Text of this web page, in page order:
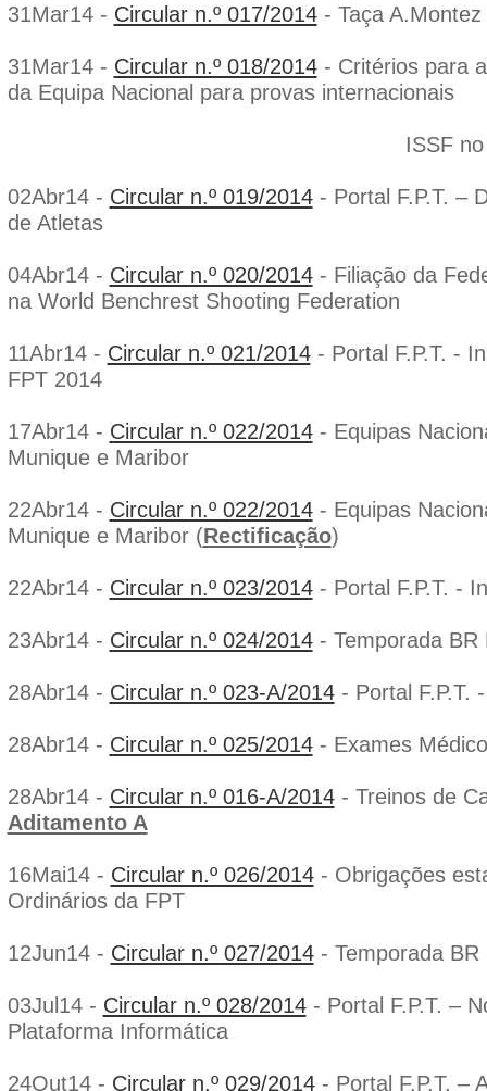
31Mar14 - Circular n.º 017/2014- Taça A.Montez
31Mar14 - Circular n.º 018/2014- Critérios para
da Equipa Nacional para provas internacionais
ISSF no ano de
02Abr14 - Circular n.º 019/2014- Portal F.P.T. –
de Atletas
04Abr14 - Circular n.º 020/2014- Filiação da
na World Benchrest Shooting Federation
11Abr14 - Circular n.º 021/2014- Portal F.P.T. -
FPT 2014
17Abr14 - Circular n.º 022/2014- Equipas
Munique e Maribor
22Abr14 - Circular n.º 022/2014- Equipas
Munique e Maribor (Rectificação)
22Abr14 - Circular n.º 023/2014- Portal F.P.T. -
23Abr14 - Circular n.º 024/2014- Temporada BR
28Abr14 - Circular n.º 023-A/2014- Portal F.P.T.
28Abr14 - Circular n.º 025/2014- Exames
28Abr14 - Circular n.º 016-A/2014- Treinos de
Aditamento A
16Mai14 - Circular n.º 026/2014- Obrigações
Ordinários da FPT
12Jun14 - Circular n.º 027/2014- Temporada BR
03Jul14 - Circular n.º 028/2014- Portal F.P.T. –
Plataforma Informática
24Out14 - Circular n.º 029/2014- Portal F.P.T. –